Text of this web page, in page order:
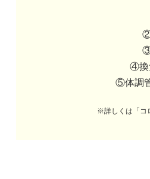
②
③
④換
⑤体調
※詳しくは「コ